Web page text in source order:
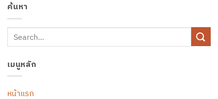
ค้นหา
เมนูหลัก
หน้าแรก